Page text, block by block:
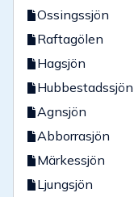
Ossingssjön
Raftagölen
Hagsjön
Hubbestadssjön
Agnsjön
Abborrasjön
Märkessjön
Ljungsjön